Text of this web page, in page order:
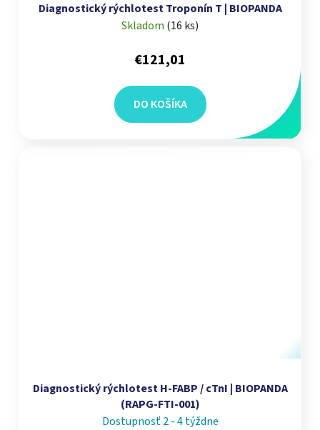
Diagnostický rýchlotest Troponín T | BIOPANDA
Skladom (16 ks)
€121,01
DO KOŠÍKA
Diagnostický rýchlotest H-FABP / cTnI | BIOPANDA
(RAPG-FTI-001)
Dostupnosť 2 - 4 týždne